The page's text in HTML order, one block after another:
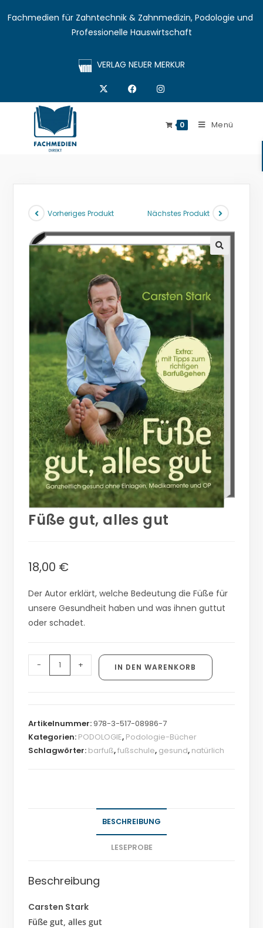
Fachmedien für Zahntechnik & Zahnmedizin, Podologie und
Professionelle Hauswirtschaft
VERLAG NEUER MERKUR
0 Menü
Vorheriges Produkt Nächstes Produkt
🔍
Füße gut, alles gut
18,00 €
Der Autor erklärt, welche Bedeutung die Füße für
unsere Gesundheit haben und was ihnen guttut
oder schadet.
- + IN DEN WARENKORB
Artikelnummer:978-3-517-08986-7
Kategorien: PODOLOGIE, Podologie-Bücher
Schlagwörter: barfuß,fußschule, gesund, natürlich
BESCHREIBUNG
LESEPROBE
Beschreibung
Carsten Stark
Füße gut, alles gut